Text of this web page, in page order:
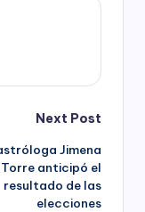
Next Post
Jimena
anticipó el
resultado de las
elecciones